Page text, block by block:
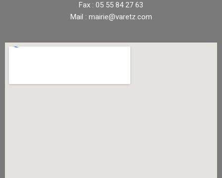
Fax : 05 55 84 27 63
Mail : mairie@varetz.com